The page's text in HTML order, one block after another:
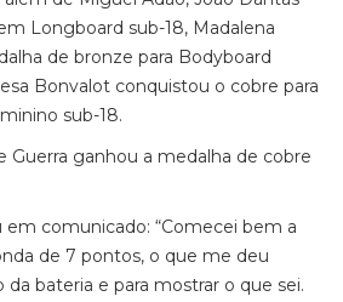
Longboard sub-18, Madalena
de bronze para Bodyboard
Bonvalot conquistou o cobre para
sub-18.
Guerra ganhou a medalha de cobre
em comunicado: “Comecei bem a
de 7 pontos, o que me deu
da bateria e para mostrar o que sei.